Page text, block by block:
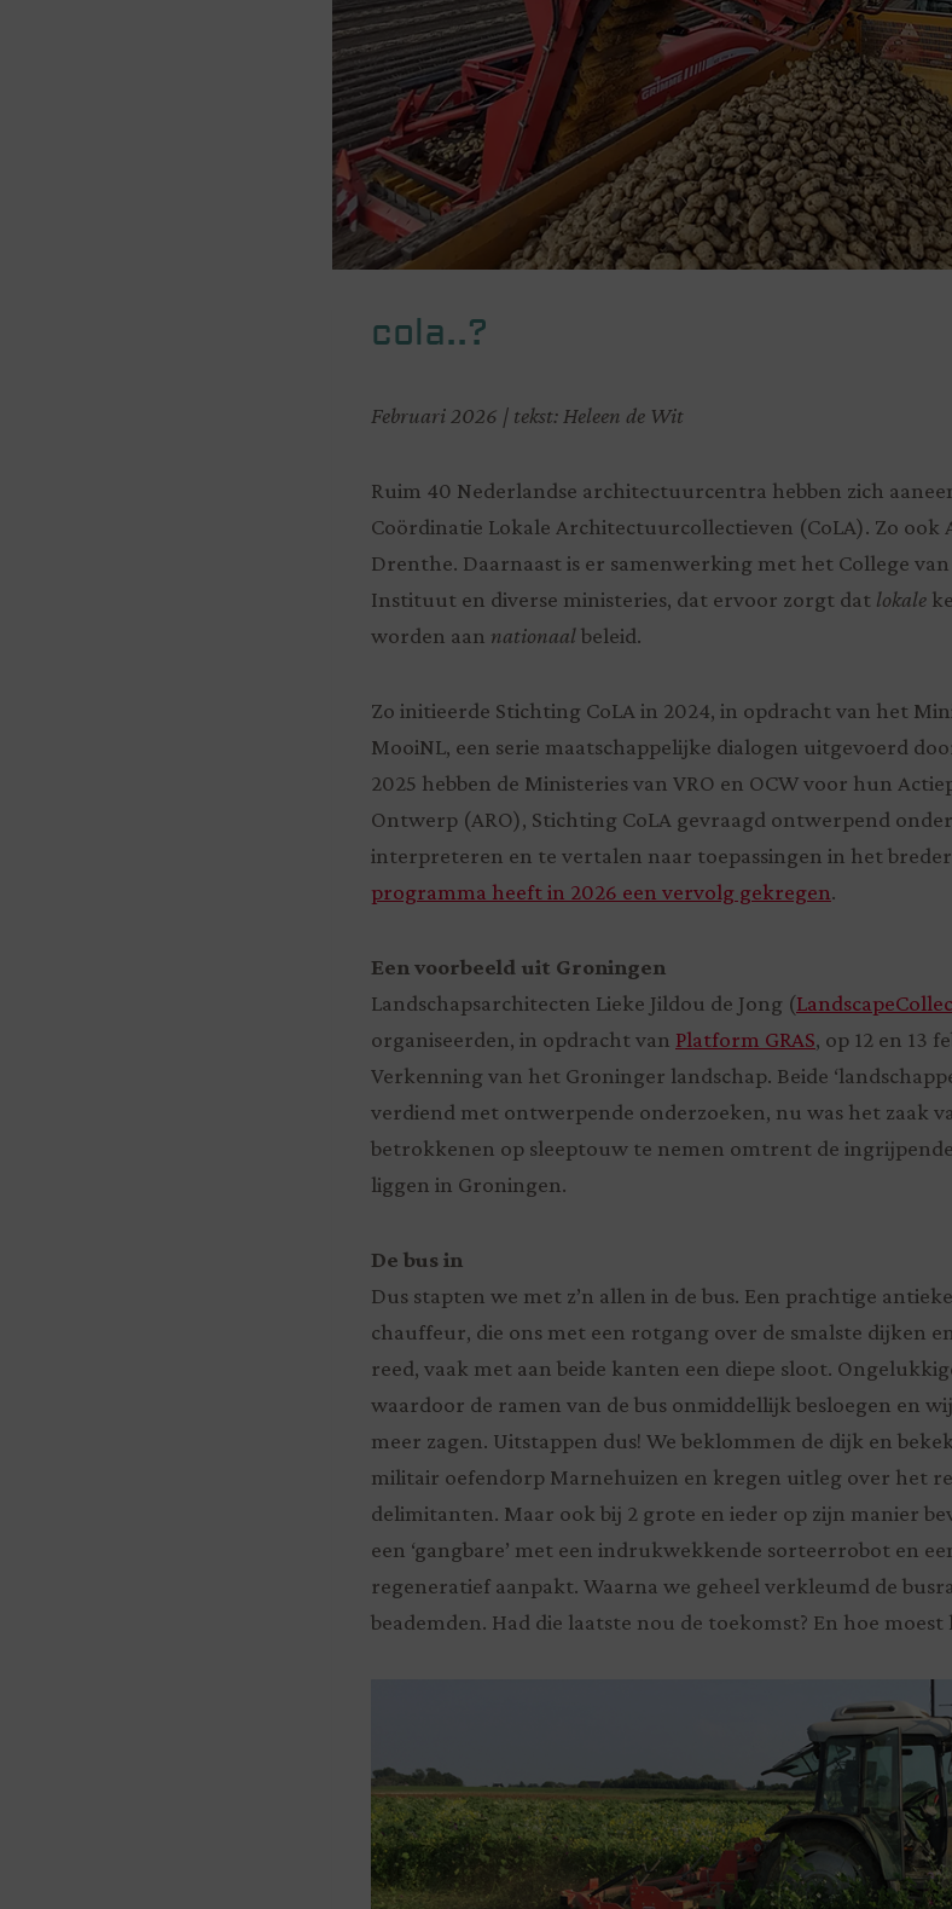
cola..?
Februari 2026 | tekst: Heleen de Wit
Ruim 40 Nederlandse architectuurcentra hebben zich
Coördinatie Lokale Architectuurcollectieven (CoLA). Zo
Drenthe. Daarnaast is er samenwerking met het College
Instituut en diverse ministeries, dat ervoor zorgt dat lokale
worden aan nationaalbeleid.
Zo initieerde Stichting CoLA in 2024, in opdracht van het
MooiNL, een serie maatschappelijke dialogen uitgevoerd
2025 hebben de Ministeries van VRO en OCW voor hun
Ontwerp (ARO), Stichting CoLA gevraagd ontwerpend
interpreteren en te vertalen naar toepassingen in het
programma heeft in 2026 een vervolg gekregen.
Een voorbeeld uit Groningen
Landschapsarchitecten Lieke Jildou de Jong (
organiseerden, in opdracht van Platform GRAS, op 12 en 13
Verkenning van het Groninger landschap. Beide
verdiend met ontwerpende onderzoeken, nu was het zaak
betrokkenen op sleeptouw te nemen omtrent de
liggen in Groningen.
De bus in
Dus stapten we met z’n allen in de bus. Een prachtige
chauffeur, die ons met een rotgang over de smalste dijken
reed, vaak met aan beide kanten een diepe sloot.
waardoor de ramen van de bus onmiddellijk besloegen en
meer zagen. Uitstappen dus! We beklommen de dijk en
militair oefendorp Marnehuizen en kregen uitleg over het
delimitanten. Maar ook bij 2 grote en ieder op zijn manier
een ‘gangbare’ met een indrukwekkende sorteerrobot en
regeneratief aanpakt. Waarna we geheel verkleumd de
beademden. Had die laatste nou de toekomst? En hoe